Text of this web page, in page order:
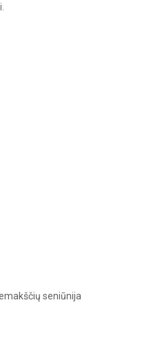
seniūnija